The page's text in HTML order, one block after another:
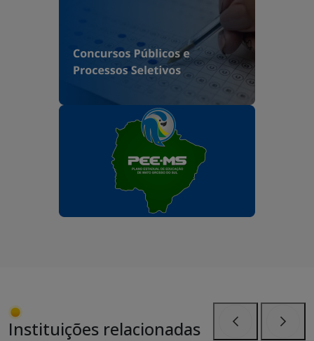
Instituições relacionadas